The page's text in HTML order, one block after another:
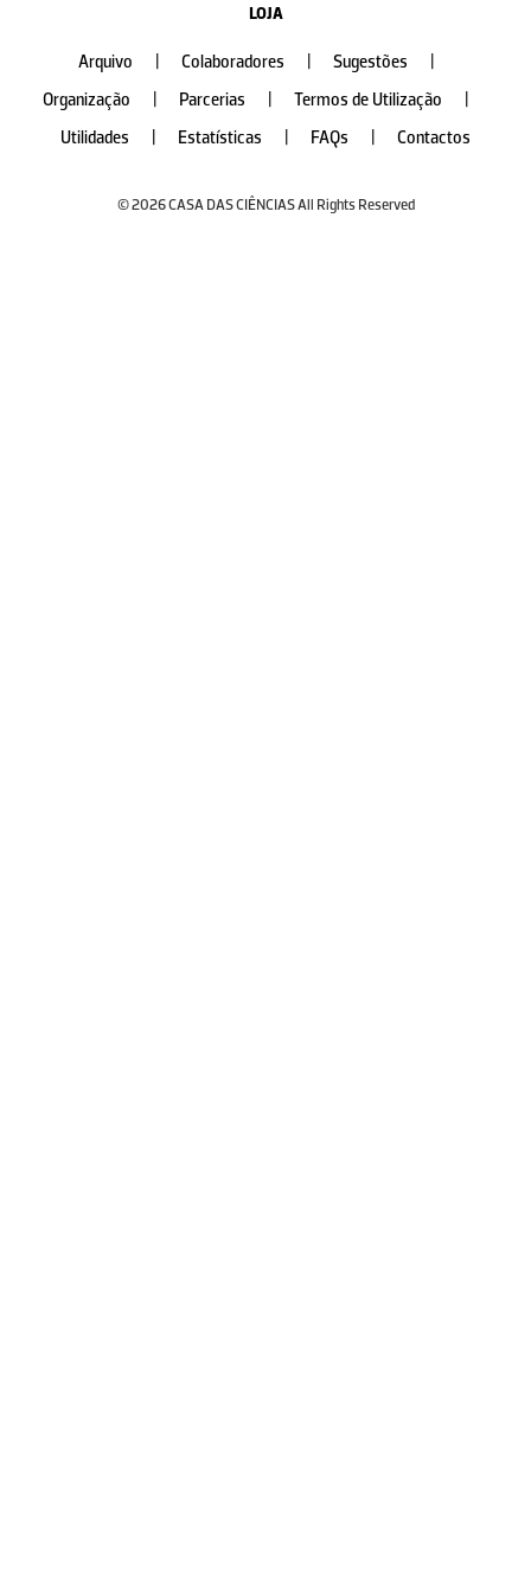
LOJA
Arquivo Colaboradores Sugestões
Organização
Parcerias Termos de Utilização
Utilidades
Estatísticas FAQs Contactos
© 2026 CASA DAS CIÊNCIAS All Rights Reserved